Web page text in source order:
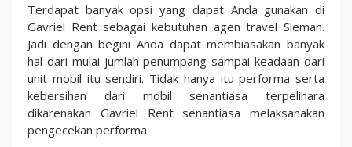
Terdapat banyak opsi yang dapat Anda gunakan di
Gavriel Rent sebagai kebutuhan agen travel Sleman.
Jadi dengan begini Anda dapat membiasakan banyak
hal dari mulai jumlah penumpang sampai keadaan dari
unit mobil itu sendiri. Tidak hanya itu performa serta
kebersihan dari mobil senantiasa terpelihara
dikarenakan Gavriel Rent senantiasa melaksanakan
pengecekan performa.